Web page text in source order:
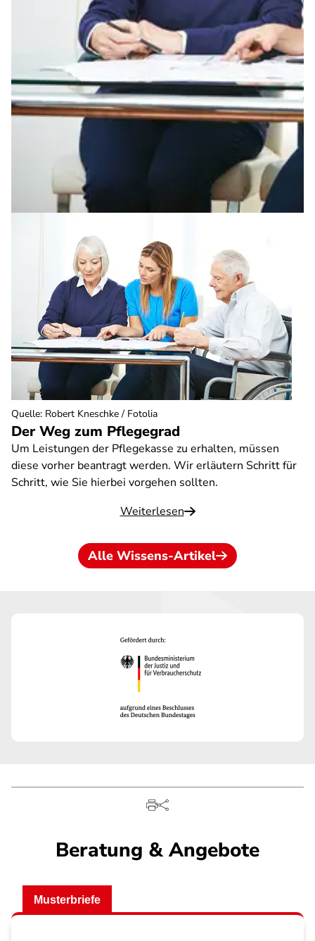
Der Weg zum Pflegegrad
Um Leistungen der Pflegekasse zu erhalten, müssen
diese vorher beantragt werden. Wir erläutern Schritt für
Schritt, wie Sie hierbei vorgehen sollten.
Weiterlesen
Quelle: Robert Kneschke / Fotolia
Alle Wissens-Artikel
Beratung & Angebote
Musterbriefe